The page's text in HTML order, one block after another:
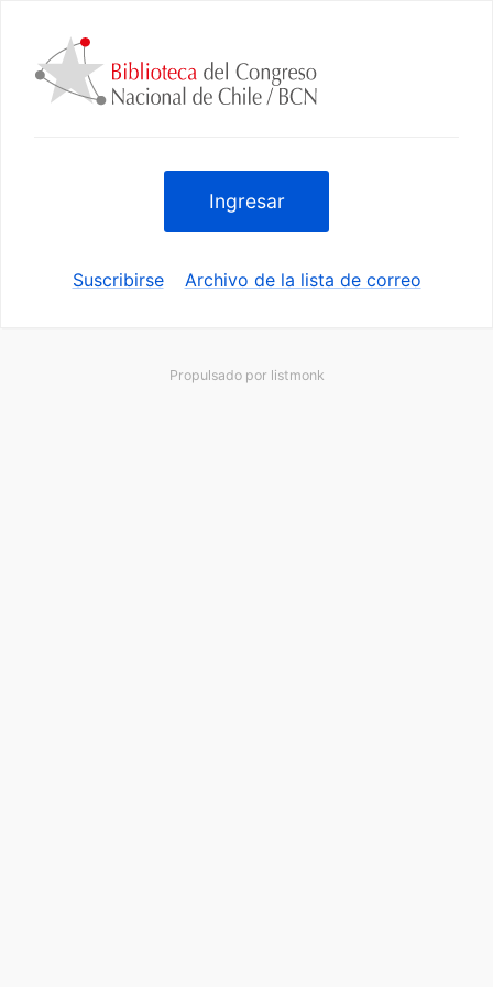
Ingresar
Suscribirse Archivo de la lista de correo
Propulsado por listmonk